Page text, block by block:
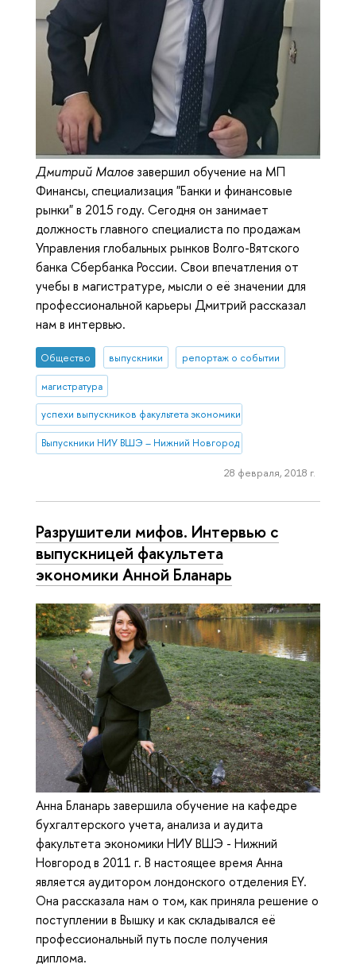
Дмитрий Малов завершил обучение на МП
Финансы, специализация "Банки и финансовые
рынки" в 2015 году. Сегодня он занимает
должность главного специалиста по продажам
Управления глобальных рынков Волго-Вятского
банка Сбербанка России. Свои впечатления от
учебы в магистратуре, мысли о её значении для
профессиональной карьеры Дмитрий рассказал
нам в интервью.
Общество выпускники репортаж о событии
магистратура
успехи выпускников факультета экономики
Выпускники НИУ ВШЭ – Нижний Новгород
28 февраля, 2018 г.
Разрушители мифов. Интервью с
выпускницей факультета
экономики Анной Бланарь
Анна Бланарь завершила обучение на кафедре
бухгалтерского учета, анализа и аудита
факультета экономики НИУ ВШЭ - Нижний
Новгород в 2011 г. В настоящее время Анна
является аудитором лондонского отделения EY.
Она рассказала нам о том, как приняла решение о
поступлении в Вышку и как складывался её
профессиональный путь после получения
диплома.